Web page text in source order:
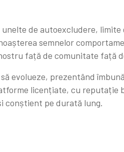
de autoexcludere,
semnelor
față de comunitate față
evolueze, prezentând
licențiate, cu reputație
conștient pe durată lung.